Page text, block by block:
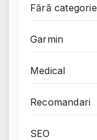
Fără categorie
Garmin
Medical
Recomandari
SEO